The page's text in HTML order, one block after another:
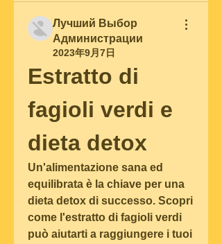
Лучший Выбор
Администрации
2023年9月7日
Estratto di
fagioli verdi e
dieta detox
Un'alimentazione sana ed
equilibrata è la chiave per una
dieta detox di successo. Scopri
come l'estratto di fagioli verdi
può aiutarti a raggiungere i tuoi